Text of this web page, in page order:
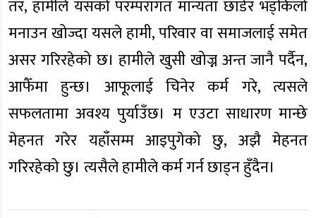
तर, हामीले यसको परम्परागत मान्यता छाडेर भड्किलो
मनाउन खोज्दा यसले हामी, परिवार वा समाजलाई समेत
असर गरिरहेको छ। हामीले खुसी खोज्न अन्त जानै पर्दैन,
आफैँमा हुन्छ। आफूलाई चिनेर कर्म गरे, त्यसले
सफलतामा अवश्य पुर्याउँछ। म एउटा साधारण मान्छे
मेहनत गरेर यहाँसम्म आइपुगेको छु, अझै मेहनत
गरिरहेको छु। त्यसैले हामीले कर्म गर्न छाड्न हुँदैन।